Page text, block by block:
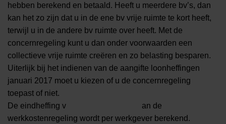
hebben berekend en betaald. Heeft u meerdere bv’s, dan
kan het zo zijn dat u in de ene bv vrije ruimte te kort heeft,
terwijl u in de andere bv ruimte over heeft. Met de
concernregeling kunt u dan onder voorwaarden een
collectieve vrije ruimte creëren en zo belasting besparen.
Uiterlijk bij het indienen van de aangifte loonheffingen
januari 2017 moet u kiezen of u de concernregeling
toepast of niet.
De eindheffing v
an de
werkkostenregeling wordt per werkgever berekend.